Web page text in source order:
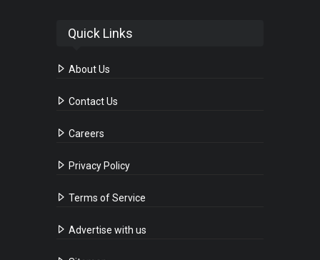
Quick Links
About Us
Contact Us
Careers
Privacy Policy
Terms of Service
Advertise with us